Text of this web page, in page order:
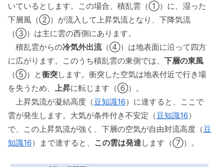
いているとします。この場合、積乱雲（①）に、湿った
下層風（②）が流入して上昇気流となり、下降気流
（③）は主に雲の西側にあります。
積乱雲からの冷気外出流（④）は地表面に沿って四方
に広がります。このうち積乱雲の東側では、 下層の東風
（⑤）と衝突します。衝突した空気は地表付近で行き場
を失うため、
上昇に転じます（⑥）。
上昇気流が凝結高度（豆知識16）に達すると、ここで
雲が発生します。大気が条件付き不安定（豆知識16）
で、この上昇気流が強く、下層の空気が自由対流高度（豆
知識16）まで達すると、 この雲は発達 します（⑦）。